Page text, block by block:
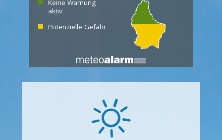
Keine Warnung
aktiv
Potenzielle Gefahr